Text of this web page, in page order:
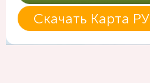
Скачать Карта РУ